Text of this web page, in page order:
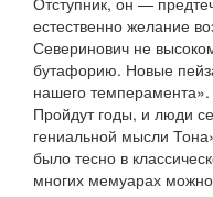
естественно желание
Северинович не
бутафорию. Новые
нашего темперамента».
Пройдут годы, и люди
гениальной мысли
было тесно в
многих мемуарах